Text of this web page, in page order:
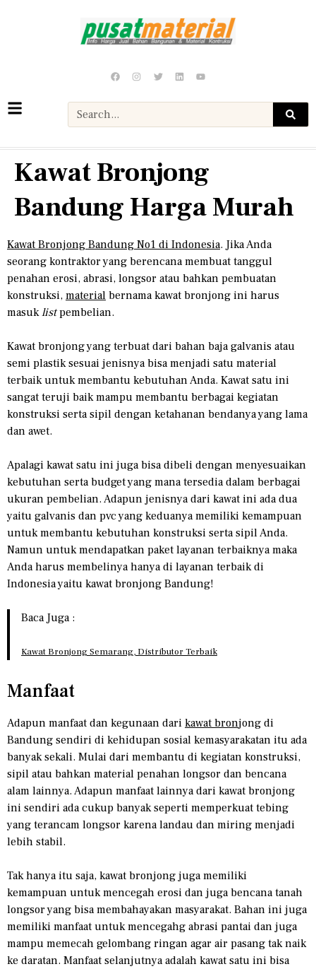
Kawat Bronjong
Bandung Harga Murah
Kawat Bronjong Bandung No1 di Indonesia. Jika Anda
seorang kontraktor yang berencana membuat tanggul
penahan erosi, abrasi, longsor atau bahkan pembuatan
konstruksi, material bernama kawat bronjong ini harus
masuklistpembelian.
Kawat bronjong yang terbuat dari bahan baja galvanis atau
semi plastik sesuai jenisnya bisa menjadi satu material
terbaik untuk membantu kebutuhan Anda. Kawat satu ini
sangat teruji baik mampu membantu berbagai kegiatan
konstruksi serta sipil dengan ketahanan bendanya yang lama
dan awet.
Apalagi kawat satu ini juga bisa dibeli dengan menyesuaikan
kebutuhan serta budget yang mana tersedia dalam berbagai
ukuran pembelian. Adapun jenisnya dari kawat ini ada dua
yaitu galvanis dan pvc yang keduanya memiliki kemampuan
untuk membantu kebutuhan konstruksi serta sipil Anda.
Namun untuk mendapatkan paket layanan terbaiknya maka
Anda harus membelinya hanya di layanan terbaik di
Indonesia yaitu kawat bronjong Bandung!
Baca Juga :
Kawat Bronjong Semarang, Distributor Terbaik
Manfaat
Adapun manfaat dan kegunaan dari kawat bronjong di
Bandung sendiri di kehidupan sosial kemasyarakatan itu ada
banyak sekali. Mulai dari membantu di kegiatan konstruksi,
sipil atau bahkan material penahan longsor dan bencana
alam lainnya. Adapun manfaat lainnya dari kawat bronjong
ini sendiri ada cukup banyak seperti memperkuat tebing
yang terancam longsor karena landau dan miring menjadi
lebih stabil.
Tak hanya itu saja, kawat bronjong juga memiliki
kemampuan untuk mencegah erosi dan juga bencana tanah
longsor yang bisa membahayakan masyarakat. Bahan ini juga
memiliki manfaat untuk mencegahg abrasi pantai dan juga
mampu memecah gelombang ringan agar air pasang tak naik
ke daratan. Manfaat selanjutnya adalah kawat satu ini bisa